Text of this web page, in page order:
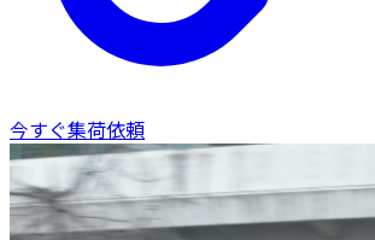
今すぐ集荷依頼